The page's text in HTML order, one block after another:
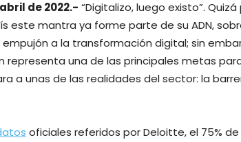
de 2022.- “Digitalizo, luego existo”.
este mantra ya forme parte de su ADN,
a la transformación digital; sin
una de las principales metas
a unas de las realidades del sector: la
oficiales referidos por Deloitte, el 75%